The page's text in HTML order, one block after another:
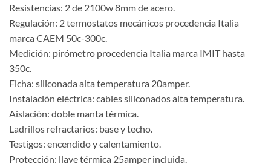
Resistencias: 2 de 2100w 8mm de acero.
Regulación: 2 termostatos mecánicos procedencia Italia
marca CAEM 50c-300c.
Medición: pirómetro procedencia Italia marca IMIT hasta
350c.
Ficha: siliconada alta temperatura 20amper.
Instalación eléctrica: cables siliconados alta temperatura.
Aislación: doble manta térmica.
Ladrillos refractarios: base y techo.
Testigos: encendido y calentamiento.
Protección: llave térmica 25amper incluida.